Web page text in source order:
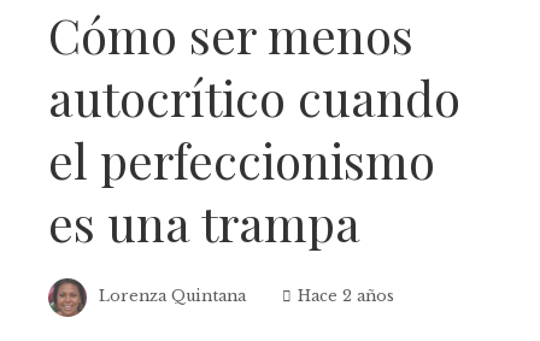
Cómo ser menos
autocrítico cuando
el perfeccionismo
es una trampa
Lorenza Quintana Hace 2 años